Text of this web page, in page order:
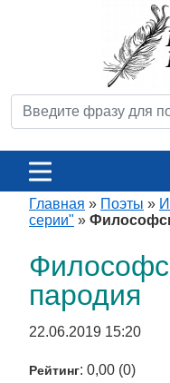
Главная » Поэты »
серии" »
пародия
22.06.2019 15:20
Рейтинг: 0,00 (0)